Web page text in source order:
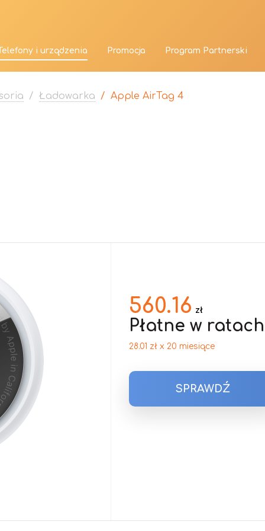
i urządzenia Promocja Program Partnerski
/ Ładowarka / Apple AirTag 4
560.16 zł
Płatne w ratach
28.01 zł x 20 miesiące
SPRAWDŹ